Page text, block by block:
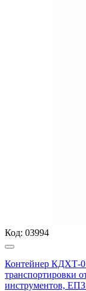
Код: 03994
Контейнер КДХТ-
транспортировки
инструментов,